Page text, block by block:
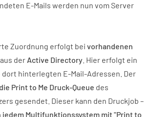
E-Mails werden nun vom Server
Zuordnung erfolgt bei vorhandenen
aus der Active Directory . Hier erfolgt ein
dort hinterlegten E-Mail-Adressen. Der
Print to Me Druck-Queue des
gesendet. Dieser kann den Druckjob –
jedem Multifunktionssystem mit "Print to